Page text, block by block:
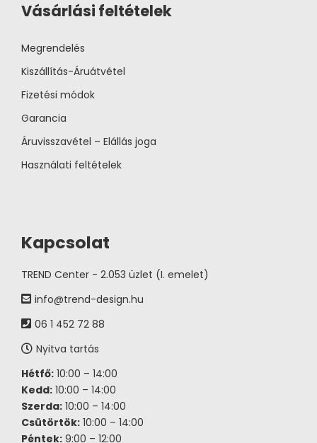
Vásárlási feltételek
Megrendelés
Kiszállítás-Áruátvétel
Fizetési módok
Garancia
Áruvisszavétel – Elállás joga
Használati feltételek
Kapcsolat
TREND Center - 2.053 üzlet (I. emelet)
info@trend-design.hu
06 1 452 72 88
Nyitva tartás
Hétfő: 10:00 – 14:00
Kedd: 10:00 – 14:00
Szerda: 10:00 – 14:00
Csütörtök: 10:00 – 14:00
Péntek: 9:00 – 12:00